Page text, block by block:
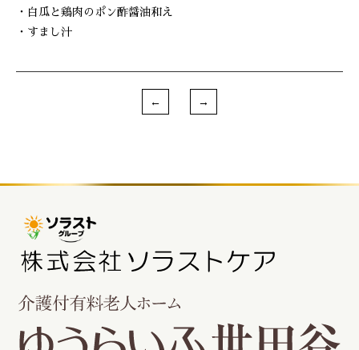
・白瓜と鶏肉のポン酢醤油和え
・すまし汁